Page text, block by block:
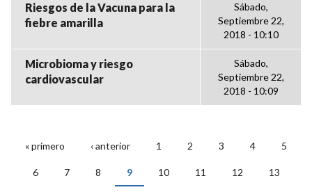
Riesgos de la Vacuna para la
fiebre amarilla
Sábado,
Septiembre 22,
2018 - 10:10
Microbioma y riesgo
cardiovascular
Sábado,
Septiembre 22,
2018 - 10:09
PÁGINAS
« primero ‹ anterior 1 2 3 4 5
6 7 8 9 10 11 12 13